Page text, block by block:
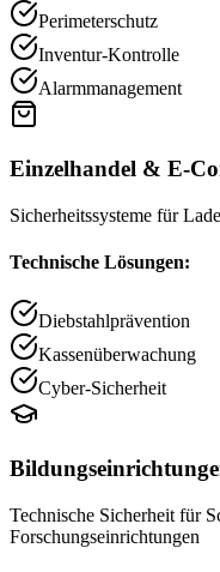
Perimeterschutz
Inventur-Kontrolle
Alarmmanagement
Einzelhandel & E-
Sicherheitssysteme für
Technische Lösungen:
Diebstahlprävention
Kassenüberwachung
Cyber-Sicherheit
Technische Sicherheit für
Forschungseinrichtungen